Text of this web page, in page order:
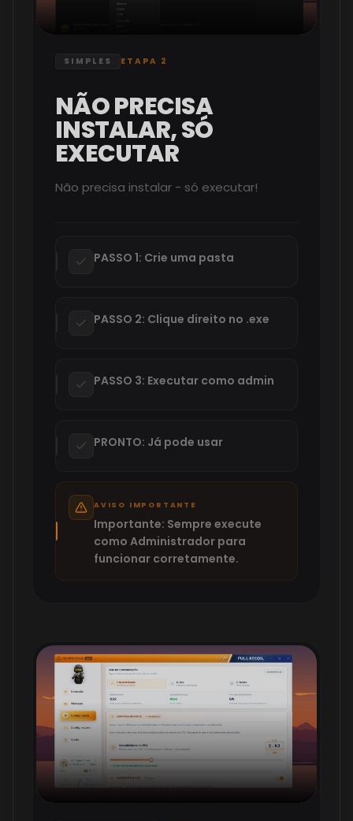
SIMPLES ETAPA 2
NÃO PRECISA
INSTALAR, SÓ
EXECUTAR
Não precisa instalar - só executar!
PASSO 1: Crie uma pasta
PASSO 2: Clique direito no .exe
PASSO 3: Executar como admin
PRONTO: Já pode usar
AVISO IMPORTANTE
Importante: Sempre execute
como Administrador para
funcionar corretamente.